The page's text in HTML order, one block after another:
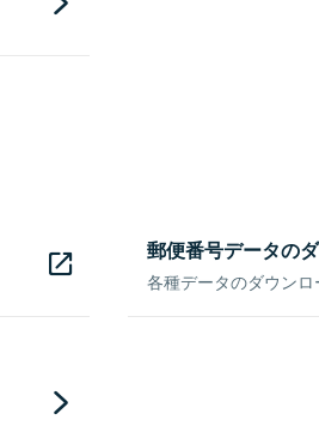
郵便番号データの
各種データのダウンロ